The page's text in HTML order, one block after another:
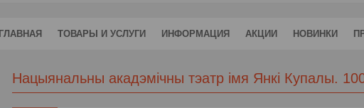
ГЛАВНАЯ ТОВАРЫ И УСЛУГИ ИНФОРМАЦИЯ АКЦИИ НОВИНКИ
Нацыянальны акадэмічны тэатр імя Янкі Купалы.